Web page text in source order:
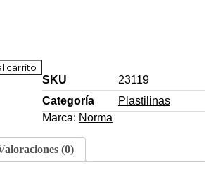
carrito
SKU
23119
Categoría
Plastilinas
Marca: Norma
(0)